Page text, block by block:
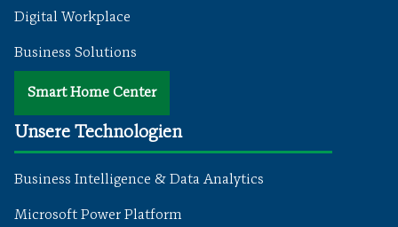
Digital Workplace
Business Solutions
Smart Home Center
Unsere Technologien
Business Intelligence & Data Analytics
Microsoft Power Platform